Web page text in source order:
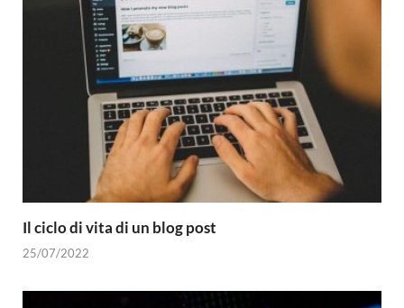
Il ciclo di vita di un blog post
25/07/2022